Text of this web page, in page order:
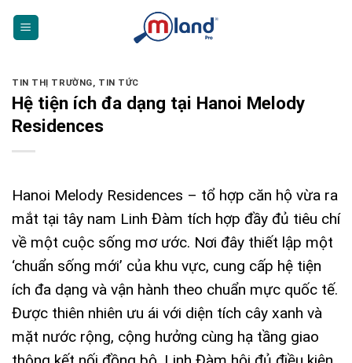
TIN THỊ TRƯỜNG, TIN TỨC
Hệ tiện ích đa dạng tại Hanoi Melody
Residences
Hanoi Melody Residences – tổ hợp căn hộ vừa ra
mắt tại tây nam Linh Đàm tích hợp đầy đủ tiêu chí
về một cuộc sống mơ ước. Nơi đây thiết lập một
‘chuẩn sống mới’ của khu vực, cung cấp hệ tiện
ích đa dạng và vận hành theo chuẩn mực quốc tế.
Được thiên nhiên ưu ái với diện tích cây xanh và
mặt nước rộng, cộng hưởng cùng hạ tầng giao